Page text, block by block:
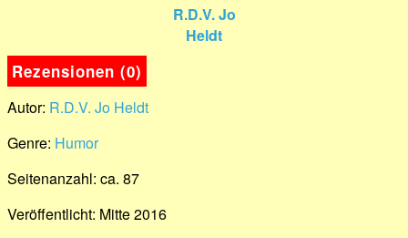
Rezensionen (0)
Autor: R.D.V. Jo Heldt
Genre: Humor
Seitenanzahl: ca. 87
Veröffentlicht: Mitte 2016